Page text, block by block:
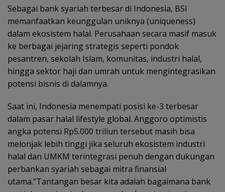
Sebagai bank syariah terbesar di Indonesia, BSI
memanfaatkan keunggulan uniknya (uniqueness)
dalam ekosistem halal. Perusahaan secara masif masuk
ke berbagai jejaring strategis seperti pondok
pesantren, sekolah Islam, komunitas, industri halal,
hingga sektor haji dan umrah untuk mengintegrasikan
potensi bisnis di dalamnya.
Saat ini, Indonesia menempati posisi ke-3 terbesar
dalam pasar halal lifestyle global. Anggoro optimistis
angka potensi Rp5.000 triliun tersebut masih bisa
melonjak lebih tinggi jika seluruh ekosistem industri
halal dan UMKM terintegrasi penuh dengan dukungan
perbankan syariah sebagai mitra finansial
utama.”Tantangan besar kita adalah bagaimana bank